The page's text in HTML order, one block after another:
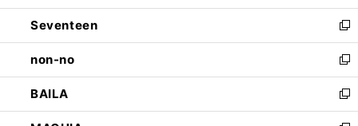
開
く
ウ
で
開
く
ン
ド
ウ
で
開
く
Seventeen
新
し
い
ウ
ィ
ン
non-no
新
し
い
ウ
BAILA
新
し